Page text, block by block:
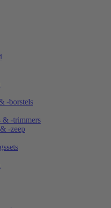
-borstels
& -trimmers
-zeep